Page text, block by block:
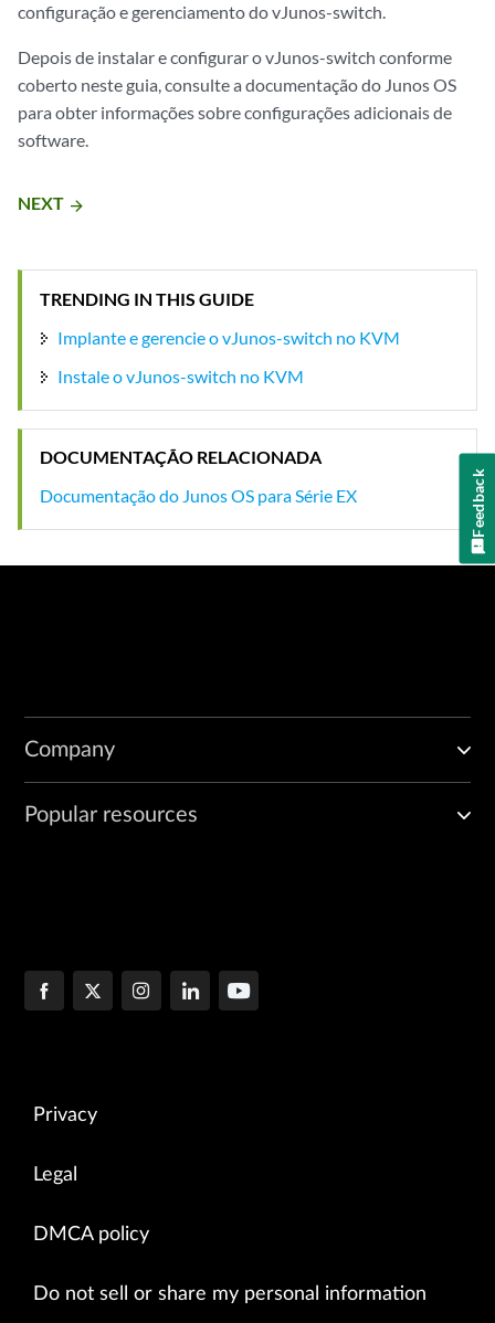
configuração e gerenciamento do vJunos-switch.
Depois de instalar e configurar o vJunos-switch conforme
coberto neste guia, consulte a documentação do Junos OS
para obter informações sobre configurações adicionais de
software.
NEXT arrow_forward
TRENDING IN THIS GUIDE
Implante e gerencie o vJunos-switch no KVM
Instale o vJunos-switch no KVM
DOCUMENTAÇÃO RELACIONADA
Documentação do Junos OS para Série EX
Company
Popular resources
Privacy
Legal
DMCA policy
Do not sell or share my personal information
Feedback